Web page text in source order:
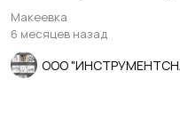
скв и глух резьбы.
Макеевка
6 месяцев назад